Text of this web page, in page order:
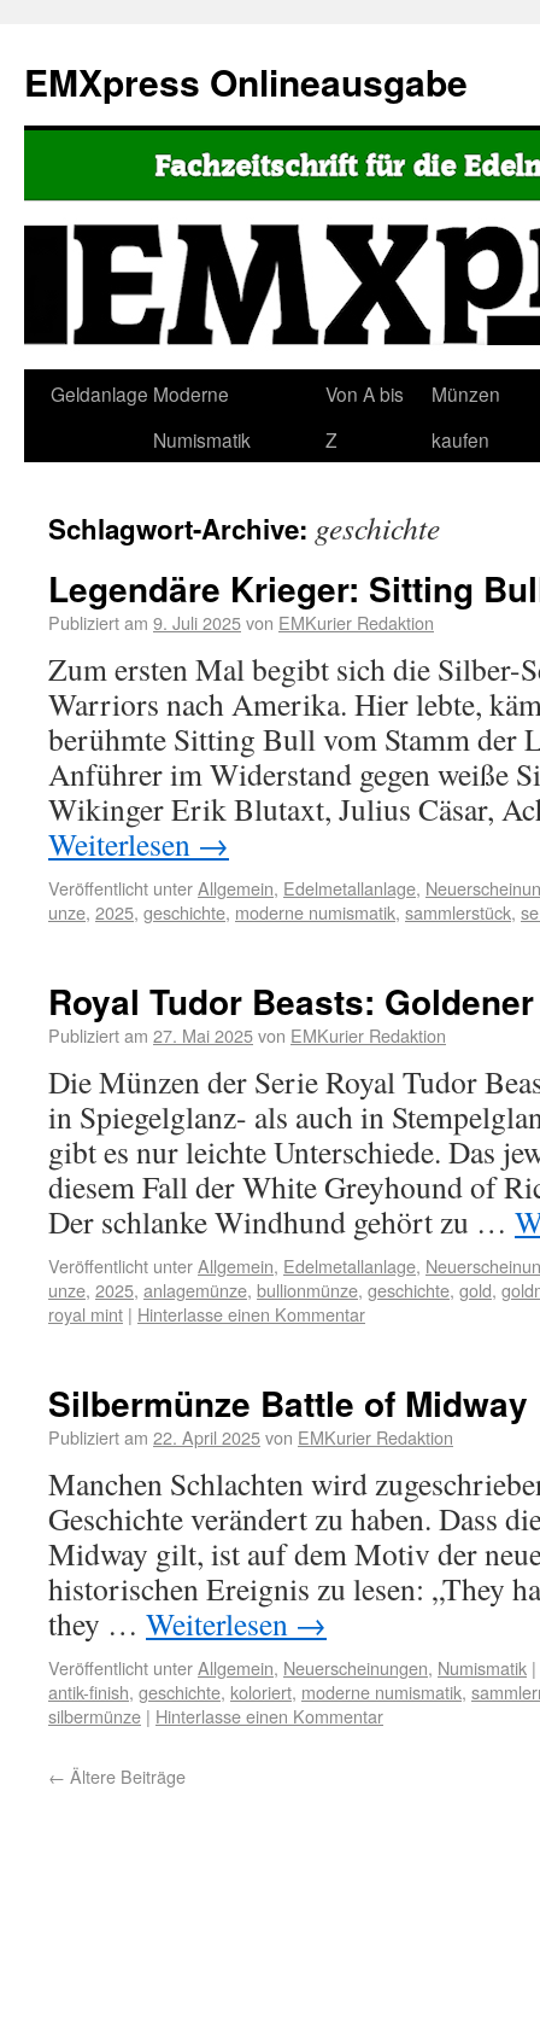
EMXpress Onlineausgabe
Geldanlage Moderne
Numismatik
Von A bis
Z
Münzen
kaufen
Schlagwort-Archive: geschichte
Legendäre Krieger: Sitting
Publiziert am 9. Juli 2025von EMKurier Redaktion
Zum ersten Mal begibt sich die Silber-
Warriors nach Amerika. Hier lebte,
berühmte Sitting Bull vom Stamm der
Anführer im Widerstand gegen weiße
Wikinger Erik Blutaxt, Julius Cäsar,
Weiterlesen →
Veröffentlicht unterAllgemein, Edelmetallanlage,
unze, 2025, geschichte, moderne numismatik, sammlerstück,
Royal Tudor Beasts:
Publiziert am 27. Mai 2025von EMKurier Redaktion
Die Münzen der Serie Royal Tudor
in Spiegelglanz- als auch in
gibt es nur leichte Unterschiede. Das
diesem Fall der White Greyhound of
Der schlanke Windhund gehört zu …
Veröffentlicht unterAllgemein, Edelmetallanlage,
unze, 2025, anlagemünze, bullionmünze, geschichte, gold,
royal mint | Hinterlasse einen Kommentar
Silbermünze Battle of Midway
Publiziert am 22. April 2025von EMKurier Redaktion
Manchen Schlachten wird
Geschichte verändert zu haben. Dass
Midway gilt, ist auf dem Motiv der
historischen Ereignis zu lesen: „They
they … Weiterlesen →
Veröffentlicht unterAllgemein, Neuerscheinungen, Numismatik |
antik-finish, geschichte, koloriert, moderne numismatik,
silbermünze | Hinterlasse einen Kommentar
← Ältere Beiträge